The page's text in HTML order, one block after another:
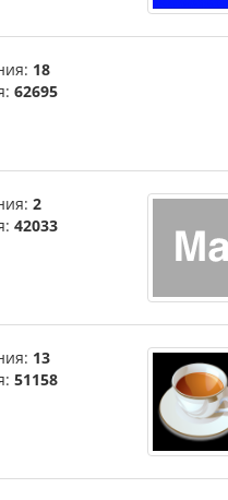
18
62695
2
42033
13
51158